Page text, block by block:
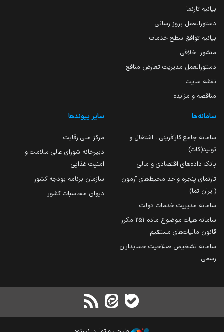
بیانیه تارنما
دستورالعمل بروز رسانی
بیانیه توافق سطح خدمات
منشور اخلاقی
دستورالعمل مدیریت تعارض منافع
نقشه سایت
مناقصه و مزایده
سامانه‌ها
سامانه جامع کارآفرینی ، اشتغال و
تولید(کات)
بانک داده‌های اقتصادی و مالی
تارنمای پنجره واحد محیط‌های آزمون
(ایران تما)
سامانه مدیریت خدمات دولت
سامانه هیات موضوع ماده 251 مکرر
قانون مالیات‌های مستقیم
سامانه تشخیص صلاحیت حسابداران
رسمی
سایر پیوندها
مرکز ملی رقابت
دبیرخانه شورای عالی سلامت و
امنیت غذایی
سازمان برنامه بودجه کشور
دیوان محاسبات کشور